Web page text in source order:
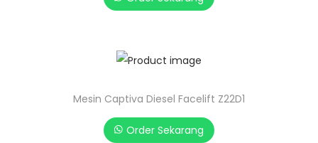
Mesin Captiva Diesel Facelift Z22D1
Order Sekarang